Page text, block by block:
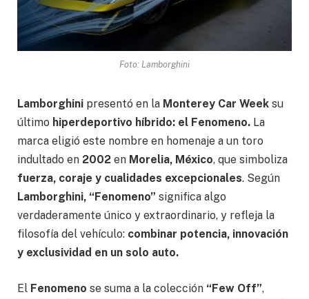
Foto: Lamborghini
Lamborghini presentó en la Monterey Car Week su
último hiperdeportivo híbrido: el Fenomeno. La
marca eligió este nombre en homenaje a un toro
indultado en 2002 en Morelia, México, que simboliza
fuerza, coraje y cualidades excepcionales. Según
Lamborghini, “Fenomeno” significa algo
verdaderamente único y extraordinario, y refleja la
filosofía del vehículo: combinar potencia, innovación
y exclusividad en un solo auto.
El Fenomeno se suma a la colección “Few Off”,